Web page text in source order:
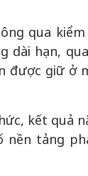
qua
dài hạn,
giữ ở
kết quả
tảng
tế bằng bản
Nam